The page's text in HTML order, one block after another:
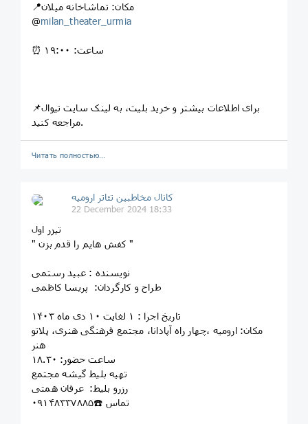
📍مکان: تماشاخانه میلان
@milan_theater_urmia
⏰ ساعت: ۱۹:۰۰
📌برای اطلاعات بیشتر و خرید بلیت، به لینک سایت تیوال
مراجعه کنید.
Читать полностью…
کانال مخاطبین تئاتر ارومیه
22 December 2024 18:33
تیزر اول
" کفش هایم را قدم بزن "
نویسنده : عبید رستمی
طراح و کارگردان: پریسا کاظمی
تاریخ اجرا : ۱ لغایت ۱۰ دی ماه ۱۴۰۳
مکان: ارومیه ،چهار راه آپادانا، مجتمع فرهنگی هنری، پلاتو
هنر
ساعت حضور: ۱۸.۳۰
تهیه بلیط گیشه مجتمع
رزرو بلیط: عرفان همتی
تماس ☎️٠۹۱۴۸۳۳۷۸۸۵